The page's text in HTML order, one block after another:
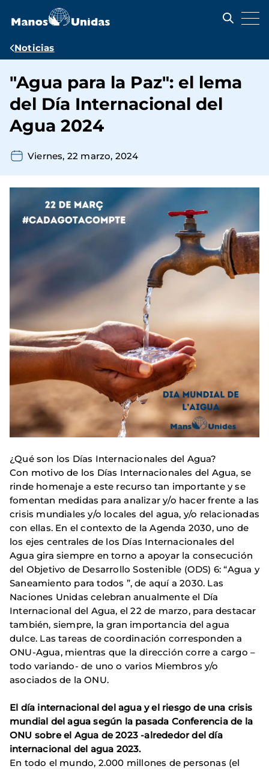
contenido
Ruta
navegación
Noticias
"Agua para la Paz": el lema
del Día Internacional del
Agua 2024
Viernes, 22 marzo, 2024
¿Qué son los Días Internacionales del Agua?
Con motivo de los Días Internacionales del Agua, se
rinde homenaje a este recurso tan importante y se
fomentan medidas para analizar y/o hacer frente a las
crisis mundiales y/o locales del agua, y/o relacionadas
con ellas. En el contexto de la Agenda 2030, uno de
los ejes centrales de los Días Internacionales del
Agua gira siempre en torno a apoyar la consecución
del Objetivo de Desarrollo Sostenible (ODS) 6: “Agua y
Saneamiento para todos ”, de aquí a 2030. Las
Naciones Unidas celebran anualmente el Día
Internacional del Agua, el 22 de marzo, para destacar
también, siempre, la gran importancia del agua
dulce. Las tareas de coordinación corresponden a
ONU-Agua, mientras que la dirección corre a cargo –
todo variando- de uno o varios Miembros y/o
asociados de la ONU.
El día internacional del agua y el riesgo de una crisis
mundial del agua según la pasada Conferencia de la
ONU sobre el Agua de 2023 -alrededor del día
internacional del agua 2023.
En todo el mundo, 2.000 millones de personas (el